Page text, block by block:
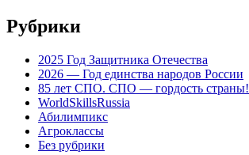
Рубрики
2025 Год Защитника Отечества
2026 — Год единства народов России
85 лет СПО. СПО — гордость страны!
WorldSkillsRussia
Абилимпикс
Агроклассы
Без рубрики